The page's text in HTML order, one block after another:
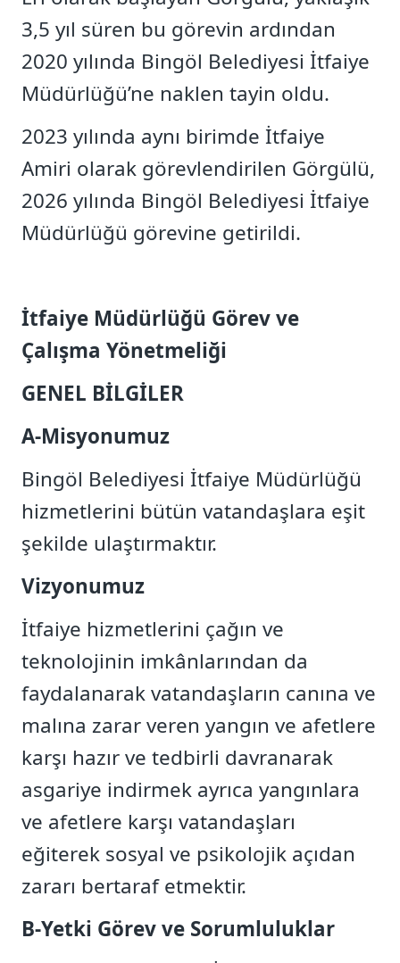
3,5 yıl süren bu görevin ardından
2020 yılında Bingöl Belediyesi İtfaiye
Müdürlüğü’ne naklen tayin oldu.
2023 yılında aynı birimde İtfaiye
Amiri olarak görevlendirilen Görgülü,
2026 yılında Bingöl Belediyesi İtfaiye
Müdürlüğü görevine getirildi.
İtfaiye Müdürlüğü Görev ve
Çalışma Yönetmeliği
GENEL BİLGİLER
A-Misyonumuz
Bingöl Belediyesi İtfaiye Müdürlüğü
hizmetlerini bütün vatandaşlara eşit
şekilde ulaştırmaktır.
Vizyonumuz
İtfaiye hizmetlerini çağın ve
teknolojinin imkânlarından da
faydalanarak vatandaşların canına ve
malına zarar veren yangın ve afetlere
karşı hazır ve tedbirli davranarak
asgariye indirmek ayrıca yangınlara
ve afetlere karşı vatandaşları
eğiterek sosyal ve psikolojik açıdan
zararı bertaraf etmektir.
B-Yetki Görev ve Sorumluluklar